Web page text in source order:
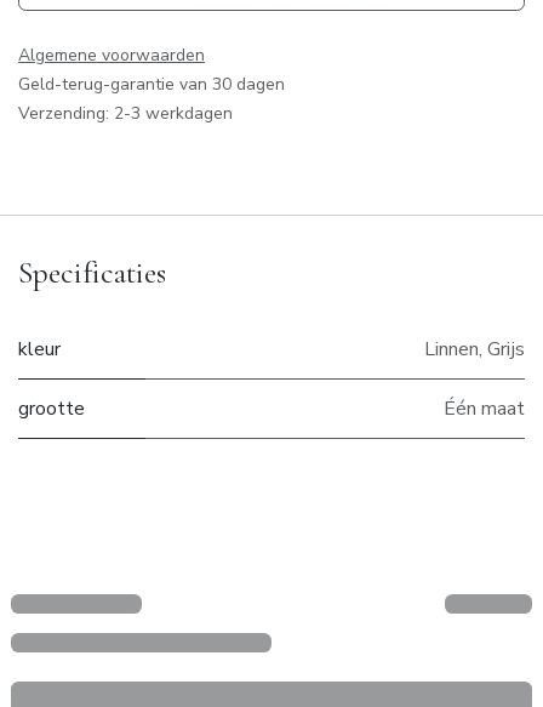
Algemene voorwaarden
Geld-terug-garantie van 30 dagen
Verzending: 2-3 werkdagen
Specificaties
kleur Linnen, Grijs
grootte Één maat